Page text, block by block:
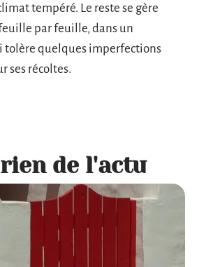
tempéré. Le reste se gère
feuille par feuille, dans un
tolère quelques imperfections
ses récoltes.
de l'actu